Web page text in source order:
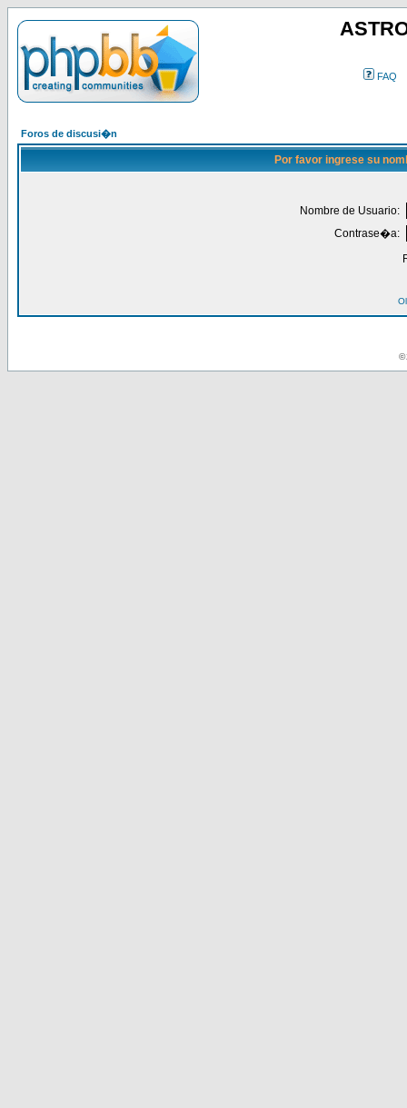
FAQ
Foros de discusi�n
Por favor ingrese su
Nombre de Usuario:
Contrase�a:
©